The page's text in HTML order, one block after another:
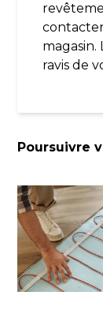
ravis de
Poursuivre